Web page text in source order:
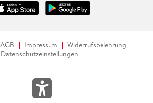
AGB Impressum
Widerrufsbelehrung
Datenschutzeinstellungen